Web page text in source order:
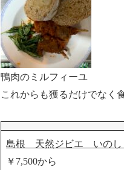
鴨肉のミルフィーユ
これからも獲るだけでなく
島根 天然ジビエ いのし
￥7,500から